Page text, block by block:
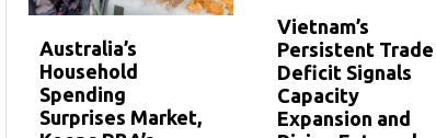
Australia’s
Household
Spending
Surprises Market,
Vietnam’s
Persistent Trade
Deficit Signals
Capacity
Expansion and